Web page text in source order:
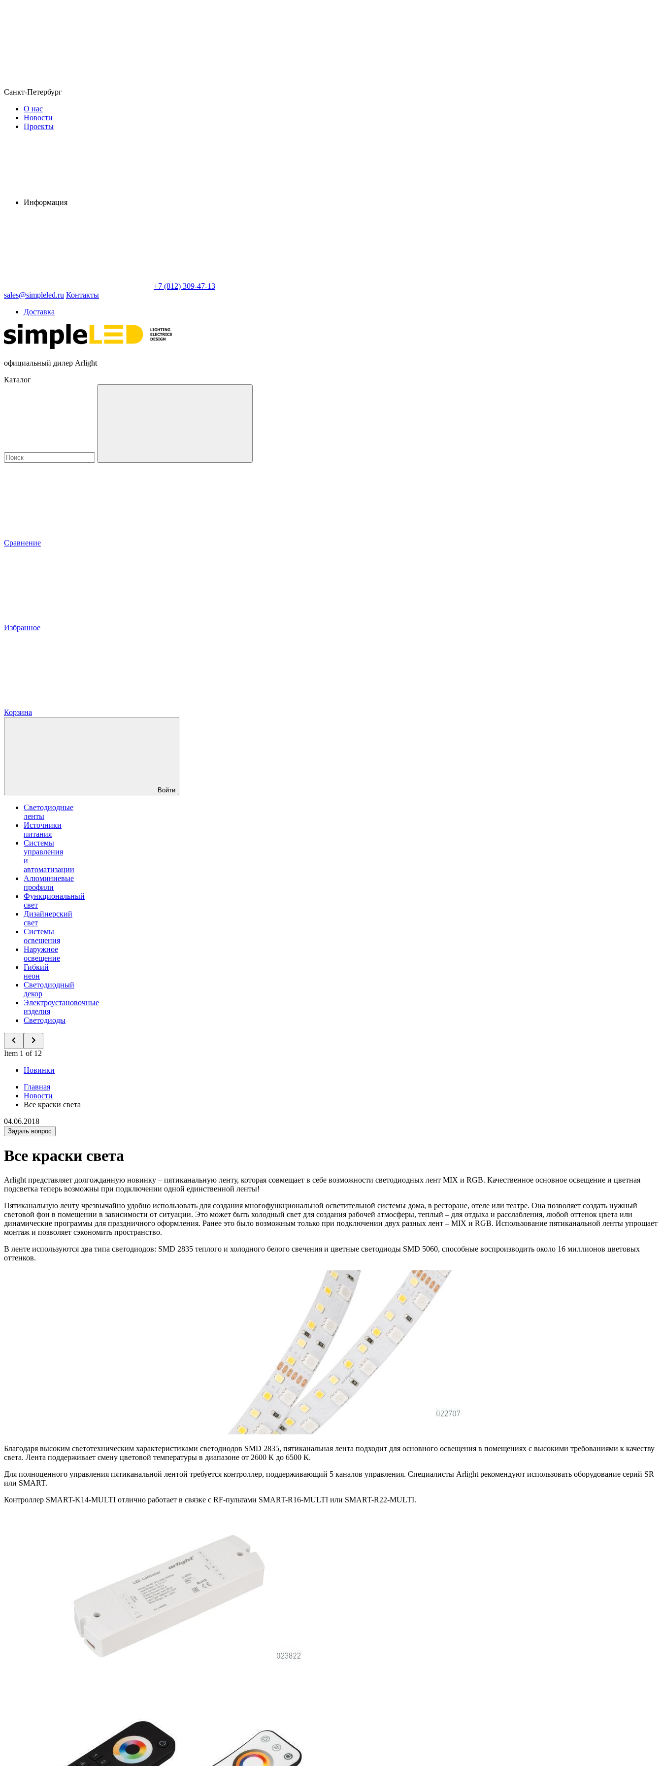
Санкт-Петербург
О нас
Новости
Проекты
Информация
+7 (812) 309-47-13
sales@simpleled.ru Контакты
Доставка
официальный дилер Arlight
Каталог
Сравнение
Избранное
Корзина
Войти
Светодиодные
ленты
Источники
питания
Системы
управления
и
автоматизации
Алюминиевые
профили
Функциональный
свет
Дизайнерский
свет
Системы
освещения
Наружное
освещение
Гибкий
неон
Светодиодный
декор
Электроустановочные
изделия
Светодиоды
Item 1 of 12
Новинки
Главная
Новости
Все краски света
04.06.2018
Задать вопрос
Все краски света
Arlight представляет долгожданную новинку – пятиканальную ленту, которая совмещает в себе возможности светодиодных лент MIX и RGB. Качественное основное освещение и цветная
подсветка теперь возможны при подключении одной единственной ленты!
Пятиканальную ленту чрезвычайно удобно использовать для создания многофункциональной осветительной системы дома, в ресторане, отеле или театре. Она позволяет создать нужный
световой фон в помещении в зависимости от ситуации. Это может быть холодный свет для создания рабочей атмосферы, теплый – для отдыха и расслабления, любой оттенок цвета или
динамические программы для праздничного оформления. Ранее это было возможным только при подключении двух разных лент – MIX и RGB. Использование пятиканальной ленты упрощает
монтаж и позволяет сэкономить пространство.
В ленте используются два типа светодиодов: SMD 2835 теплого и холодного белого свечения и цветные светодиоды SMD 5060, способные воспроизводить около 16 миллионов цветовых
оттенков.
Благодаря высоким светотехническим характеристиками светодиодов SMD 2835, пятиканальная лента подходит для основного освещения в помещениях с высокими требованиями к качеству
света. Лента поддерживает смену цветовой температуры в диапазоне от 2600 К до 6500 К.
Для полноценного управления пятиканальной лентой требуется контроллер, поддерживающий 5 каналов управления. Специалисты Arlight рекомендуют использовать оборудование серий SR
или SMART.
Контроллер SMART-K14-MULTI отлично работает в связке с RF-пультами SMART-R16-MULTI или SMART-R22-MULTI.